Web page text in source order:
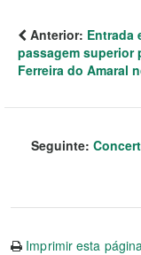
Anterior: Entrada
passagem superior
Ferreira do Amaral
Seguinte:
Imprimir esta